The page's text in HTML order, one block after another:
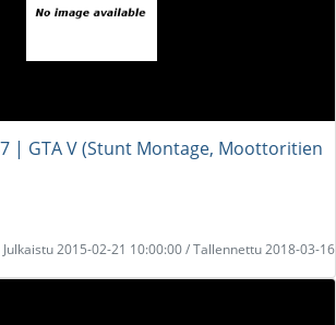
| GTA V (Stunt Montage, Moottoritien
Julkaistu 2015-02-21 10:00:00 / Tallennettu 2018-03-16